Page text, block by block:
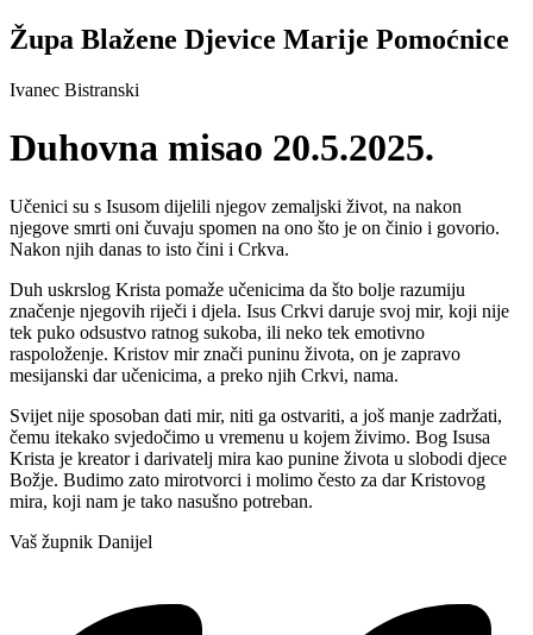
Župa Blažene Djevice Marije Pomoćnice
Ivanec Bistranski
Duhovna misao 20.5.2025.
Učenici su s Isusom dijelili njegov zemaljski život, na nakon
njegove smrti oni čuvaju spomen na ono što je on činio i govorio.
Nakon njih danas to isto čini i Crkva.
Duh uskrslog Krista pomaže učenicima da što bolje razumiju
značenje njegovih riječi i djela. Isus Crkvi daruje svoj mir, koji nije
tek puko odsustvo ratnog sukoba, ili neko tek emotivno
raspoloženje. Kristov mir znači puninu života, on je zapravo
mesijanski dar učenicima, a preko njih Crkvi, nama.
Svijet nije sposoban dati mir, niti ga ostvariti, a još manje zadržati,
čemu itekako svjedočimo u vremenu u kojem živimo. Bog Isusa
Krista je kreator i darivatelj mira kao punine života u slobodi djece
Božje. Budimo zato mirotvorci i molimo često za dar Kristovog
mira, koji nam je tako nasušno potreban.
Vaš župnik Danijel